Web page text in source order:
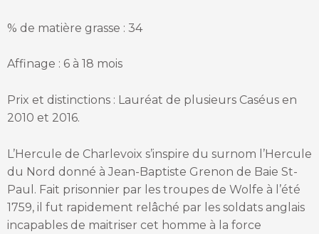
% de matière grasse : 34
Affinage : 6 à 18 mois
Prix et distinctions : Lauréat de plusieurs Caséus en
2010 et 2016.
L’Hercule de Charlevoix s’inspire du surnom l’Hercule
du Nord donné à Jean-Baptiste Grenon de Baie St-
Paul. Fait prisonnier par les troupes de Wolfe à l’été
1759, il fut rapidement relâché par les soldats anglais
incapables de maitriser cet homme à la force